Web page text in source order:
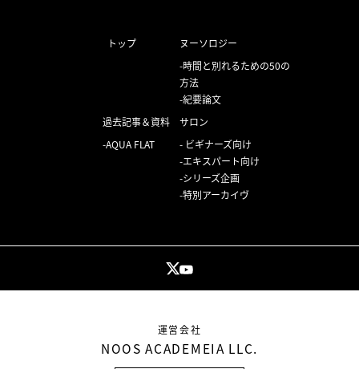
トップ
ヌーソロジー
時間と別れるための50の
方法
紀要論文
過去記事＆資料
AQUA FLAT
サロン
ビギナーズ向け
エキスパート向け
シリーズ企画
特別アーカイヴ
運営会社
NOOS ACADEMEIA LLC.